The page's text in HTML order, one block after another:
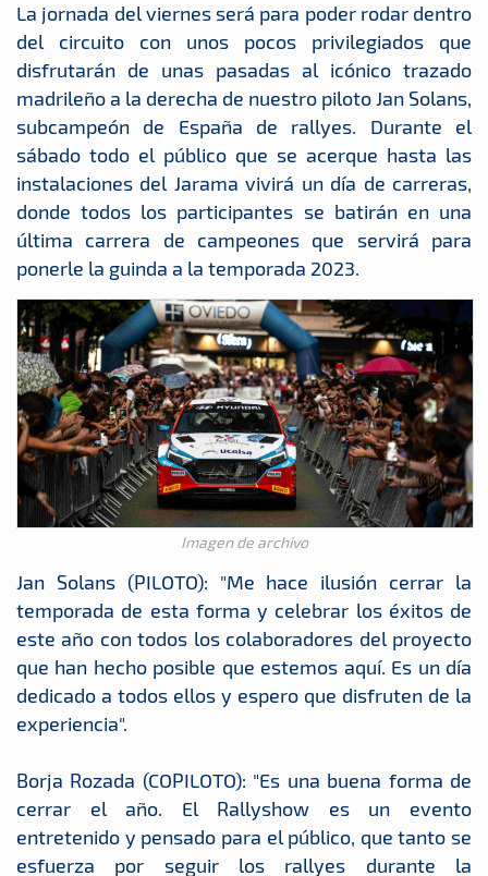
La jornada del viernes será para poder rodar dentro
del circuito con unos pocos privilegiados que
disfrutarán de unas pasadas al icónico trazado
madrileño a la derecha de nuestro piloto Jan Solans,
subcampeón de España de rallyes. Durante el
sábado todo el público que se acerque hasta las
instalaciones del Jarama vivirá un día de carreras,
donde todos los participantes se batirán en una
última carrera de campeones que servirá para
ponerle la guinda a la temporada 2023.
Imagen de archivo
Jan Solans (PILOTO): "Me hace ilusión cerrar la
temporada de esta forma y celebrar los éxitos de
este año con todos los colaboradores del proyecto
que han hecho posible que estemos aquí. Es un día
dedicado a todos ellos y espero que disfruten de la
experiencia".
Borja Rozada (COPILOTO): "Es una buena forma de
cerrar el año. El Rallyshow es un evento
entretenido y pensado para el público, que tanto se
esfuerza por seguir los rallyes durante la